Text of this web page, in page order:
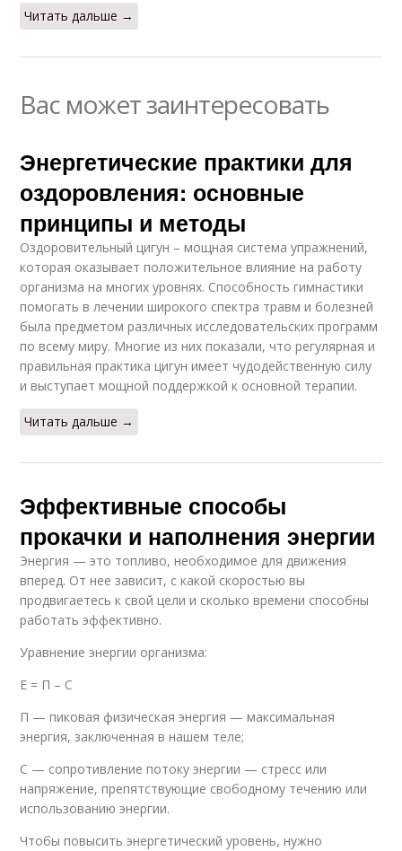
Читать дальше →
Вас может заинтересовать
Энергетические практики для
оздоровления: основные
принципы и методы
Оздоровительный цигун – мощная система упражнений,
которая оказывает положительное влияние на работу
организма на многих уровнях. Способность гимнастики
помогать в лечении широкого спектра травм и болезней
была предметом различных исследовательских программ
по всему миру. Многие из них показали, что регулярная и
правильная практика цигун имеет чудодейственную силу
и выступает мощной поддержкой к основной терапии.
Читать дальше →
Эффективные способы
прокачки и наполнения энергии
Энергия — это топливо, необходимое для движения
вперед. От нее зависит, с какой скоростью вы
продвигаетесь к свой цели и сколько времени способны
работать эффективно.
Уравнение энергии организма:
Е = П – С
П — пиковая физическая энергия — максимальная
энергия, заключенная в нашем теле;
С — сопротивление потоку энергии — стресс или
напряжение, препятствующие свободному течению или
использованию энергии.
Чтобы повысить энергетический уровень, нужно